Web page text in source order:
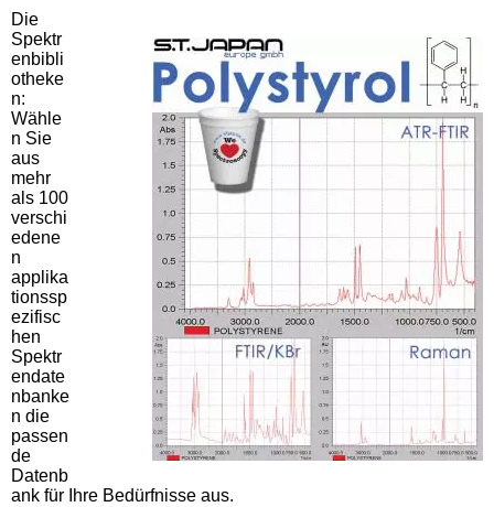
Die
Spektr
enbibli
otheke
n:
Wähle
n Sie
aus
mehr
als 100
verschi
edene
n
applika
tionssp
ezifisc
hen
Spektr
endate
nbanke
n die
passen
de
Datenb
ank für Ihre Bedürfnisse aus.